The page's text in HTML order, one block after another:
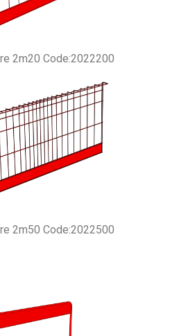
2m20 Code:2022200
2m50 Code:2022500